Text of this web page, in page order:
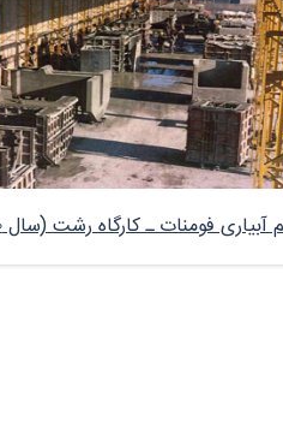
فومنات ـ کارگاه رشت (سال ۱۳۵۰)